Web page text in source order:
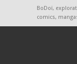
BoDoï,
comics,